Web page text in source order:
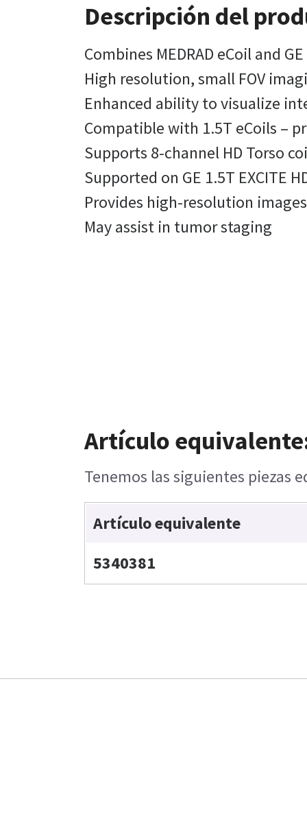
Descripción del
Combines MEDRAD eCoil and
High resolution, small FOV
Enhanced ability to visualize
Compatible with 1.5T eCoils –
Supports 8-channel HD Torso
Supported on GE 1.5T EXCITE
Provides high-resolution
May assist in tumor staging
Artículo
Tenemos las siguientes piezas
Artículo equivalente
5340381